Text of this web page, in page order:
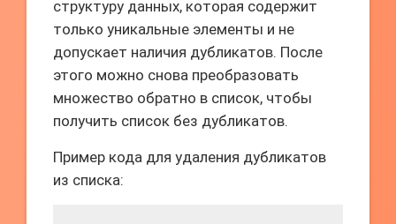
структуру данных, которая содержит
только уникальные элементы и не
допускает наличия дубликатов. После
этого можно снова преобразовать
множество обратно в список, чтобы
получить список без дубликатов.
Пример кода для удаления дубликатов
из списка: